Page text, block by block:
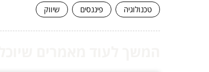
טכנולוגיה פיננסים שיווק